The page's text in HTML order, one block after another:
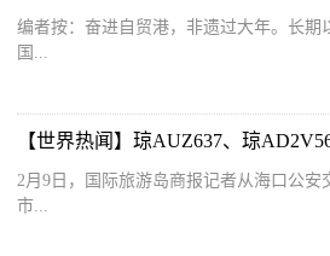
编者按：奋进自贸港，非遗过大年。长期
国...
2月9日，国际旅游岛商报记者从海口公安
市...